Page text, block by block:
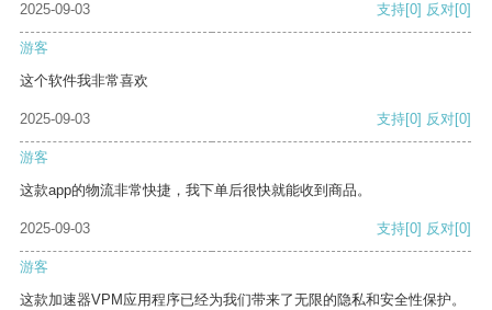
2025-09-03 支持[0] 反对[0]
游客
这个软件我非常喜欢
2025-09-03 支持[0] 反对[0]
游客
这款app的物流非常快捷，我下单后很快就能收到商品。
2025-09-03 支持[0] 反对[0]
游客
这款加速器VPM应用程序已经为我们带来了无限的隐私和安全性保护。